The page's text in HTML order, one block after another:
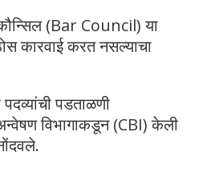
(Bar Council) या
कारवाई करत नसल्याचा
पडताळणी
विभागाकडून (CBI) केली